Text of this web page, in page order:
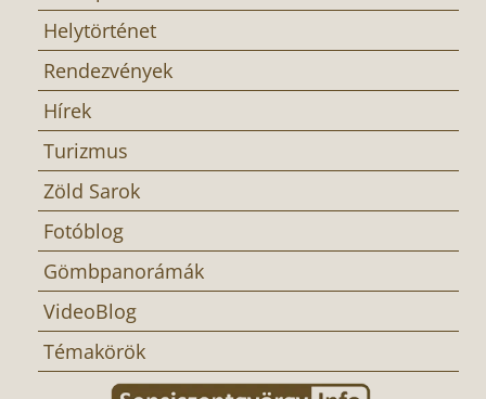
Helytörténet
Rendezvények
Hírek
Turizmus
Zöld Sarok
Fotóblog
Gömbpanorámák
VideoBlog
Témakörök